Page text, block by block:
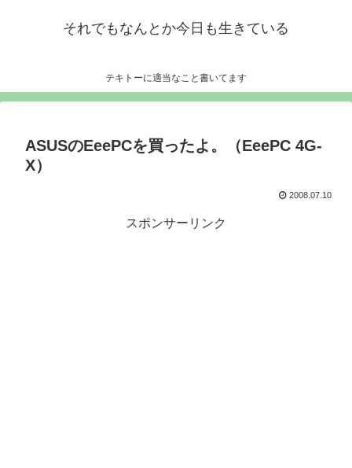
それでもなんとか今日も生きている
テキトーに適当なこと書いてます
ASUSのEeePCを買ったよ。（EeePC 4G-
X）
2008.07.10
スポンサーリンク